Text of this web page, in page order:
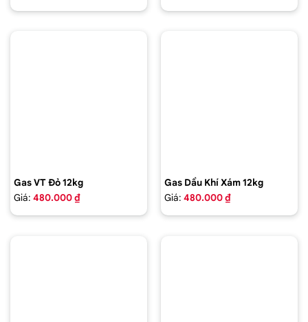
Gas VT Đỏ 12kg
Giá: 480.000 ₫
Gas Dầu Khí Xám 12kg
Giá: 480.000 ₫